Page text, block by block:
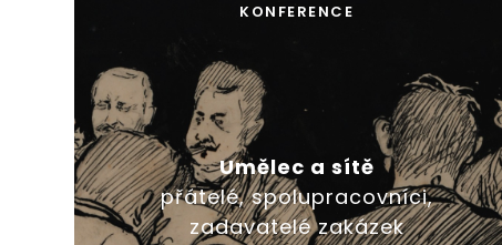
Umělec a sítě
přátelé, spolupracovníci,
zadavatelé zakázek
KONFERENCE